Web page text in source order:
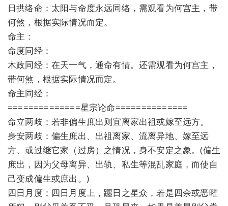
日拱络命：太阳与命度永远同络，需观看为何宫主，带
何煞，根据实际情况而定。
命主：
命度同经：
木政同经：在天一气，通命有情。还需观看为何宫主，
带何煞，根据实际情况而定。
命主同经：
==============星宗论命==============
命立两歧：若非偏生庶出则宜离家出祖或嫁至远方。
身安两歧：偏生庶出、出祖离家、流离异地、嫁至远
方、或过继它家（过房）之情况，身不安定之象。(偏生
庶出，因为父母离异、出轨、私生等混乱家庭，而使自
己变成偏生或庶出。)
四日月度：四日月度上，躔日之星众，若是四余或恶曜